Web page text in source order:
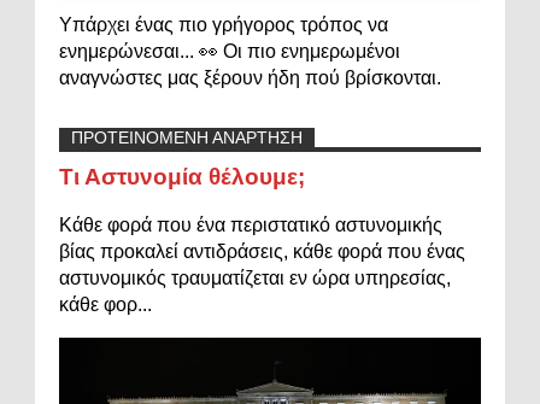
Υπάρχει ένας πιο γρήγορος τρόπος να
ενημερώνεσαι... 👀 Οι πιο ενημερωμένοι
αναγνώστες μας ξέρουν ήδη πού βρίσκονται.
ΠΡΟΤΕΙΝΟΜΕΝΗ ΑΝΑΡΤΗΣΗ
Τι Αστυνομία θέλουμε;
Κάθε φορά που ένα περιστατικό αστυνομικής
βίας προκαλεί αντιδράσεις, κάθε φορά που ένας
αστυνομικός τραυματίζεται εν ώρα υπηρεσίας,
κάθε φορ...